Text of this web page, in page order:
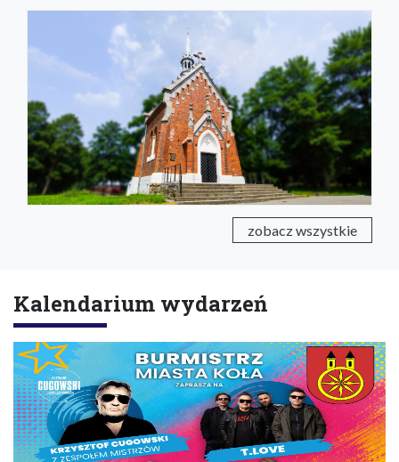
zobacz wszystkie
Kalendarium wydarzeń